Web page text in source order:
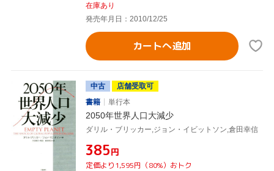
在庫あり
発売年月日：2010/12/25
カートへ追加
中古
店舗受取可
書籍
単行本
2050年世界人口大減少
ダリル・ブリッカー,ジョン・イビットソン,倉田幸信
¥385円
定価より1,595円（80%）おトク